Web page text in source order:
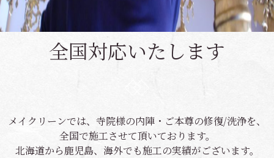
全国対応いたします
メイクリーンでは、寺院様の内陣・ご本尊の修復/洗浄を、
全国で施工させて頂いております。
北海道から鹿児島、海外でも施工の実績がございます。